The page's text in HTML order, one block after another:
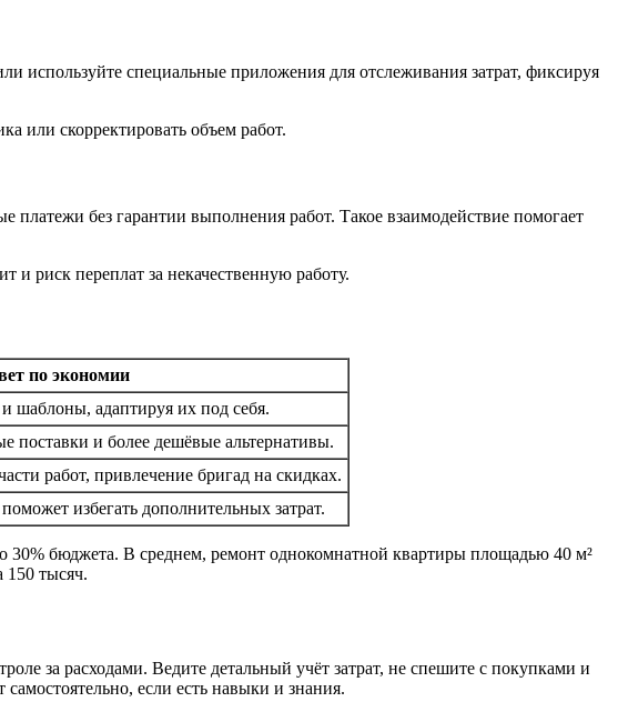
используйте специальные приложения для отслеживания затрат, фиксируя
или скорректировать объем работ.
платежи без гарантии выполнения работ. Такое взаимодействие помогает
риск переплат за некачественную работу.
по экономии
шаблоны, адаптируя их под себя.
поставки и более дешёвые альтернативы.
работ, привлечение бригад на скидках.
избегать дополнительных затрат.
30% бюджета. В среднем, ремонт однокомнатной квартиры площадью 40 м²
150 тысяч.
за расходами. Ведите детальный учёт затрат, не спешите с покупками и
если есть навыки и знания.